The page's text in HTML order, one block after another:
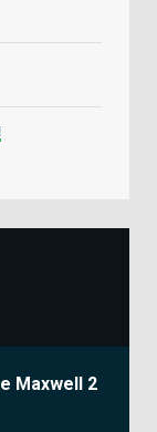
Maxwell 2